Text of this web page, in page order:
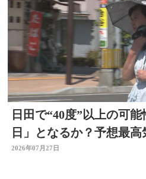
日田で“40度”以上の可
日」となるか？予想最
2026年07月27日